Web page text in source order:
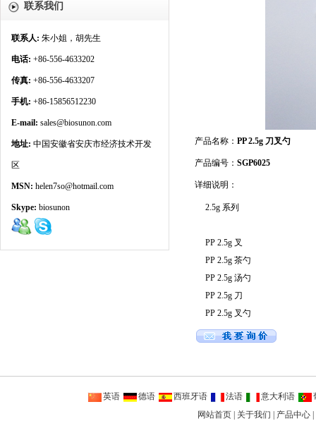
联系我们
联系人: 朱小姐，胡先生
电话: +86-556-4633202
传真: +86-556-4633207
手机: +86-15856512230
E-mail: sales@biosunon.com
地址: 中国安徽省安庆市经济技术开发
区
MSN: helen7so@hotmail.com
Skype: biosunon
产品名称：PP 2.5g 刀叉勺
产品编号：SGP6025
详细说明：
2.5g 系列
PP 2.5g 叉
PP 2.5g 茶勺
PP 2.5g 汤勺
PP 2.5g 刀
PP 2.5g 叉勺
英语 德语 西班牙语 法语 意大利语
网站首页
关于我们 产品中心